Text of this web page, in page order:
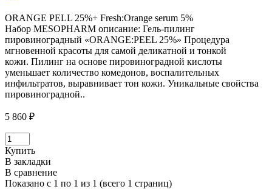
ORANGE PELL 25%+ Fresh:Orange serum 5%
Набор MESOPHARM описание: Гель-пилинг
пировиноградный «ORANGE:PEEL 25%» Процедура
мгновенной красоты для самой деликатной и тонкой
кожи. Пилинг на основе пировиноградной кислоты
уменьшает количество комедонов, воспалительных
инфильтратов, выравнивает тон кожи. Уникальные свойства
пировиноградной..
5 860 ₽
Купить
В закладки
В сравнение
Показано с 1 по 1 из 1 (всего 1 страниц)